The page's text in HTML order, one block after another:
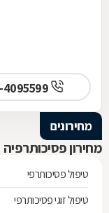
מחירונים
מחירון פסיכותרפיה
טיפול פסיכותרפי
טיפול זוגי פסיכותרפי